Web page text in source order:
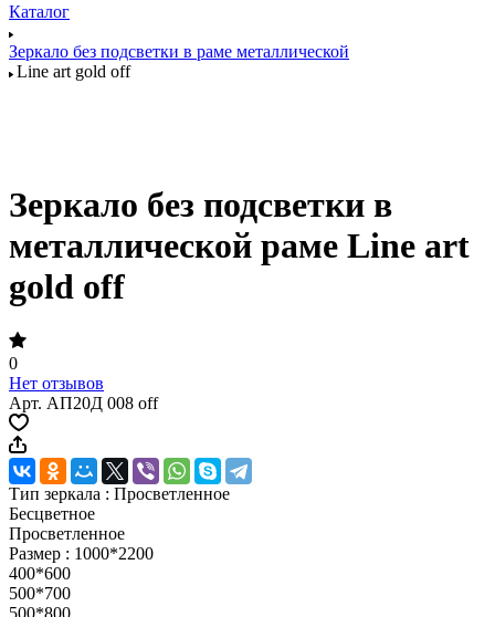
Каталог
Зеркало без подсветки в раме металлической
Line art gold off
Зеркало без подсветки в
металлической раме Line art
gold off
0
Нет отзывов
Арт. АП20Д 008 off
Тип зеркала : Просветленное
Бесцветное
Просветленное
Размер : 1000*2200
400*600
500*700
500*800